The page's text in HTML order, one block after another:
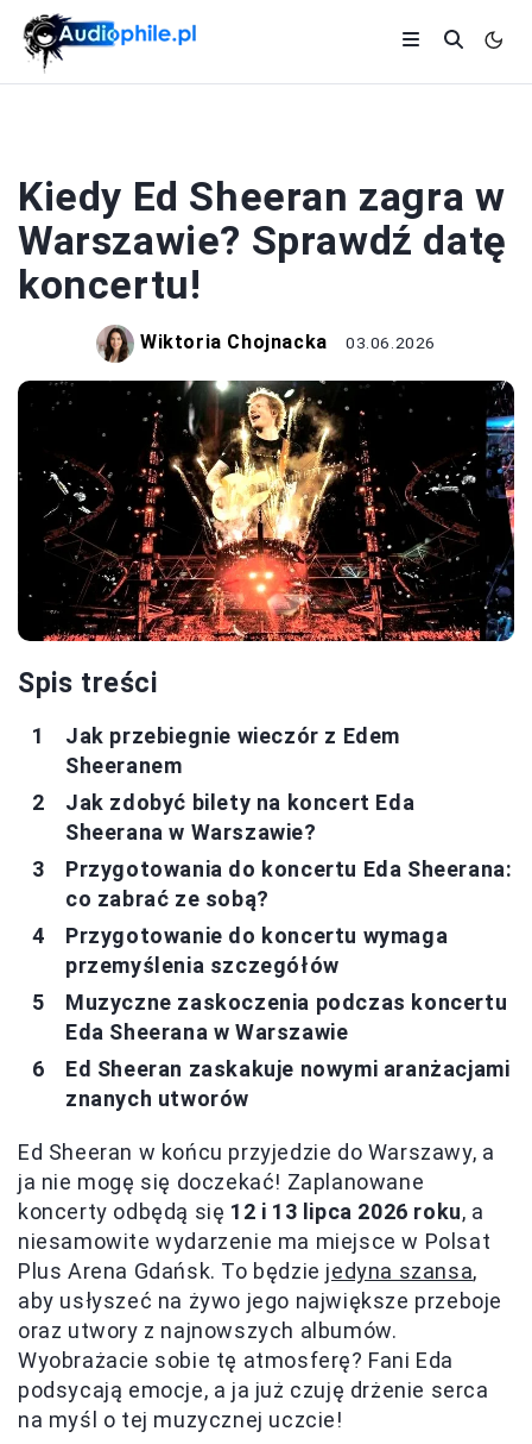
Kiedy Ed Sheeran zagra w
Warszawie? Sprawdź datę
koncertu!
Wiktoria Chojnacka 03.06.2026
Spis treści
Jak przebiegnie wieczór z Edem
Sheeranem
Jak zdobyć bilety na koncert Eda
Sheerana w Warszawie?
Przygotowania do koncertu Eda Sheerana:
co zabrać ze sobą?
Przygotowanie do koncertu wymaga
przemyślenia szczegółów
Muzyczne zaskoczenia podczas koncertu
Eda Sheerana w Warszawie
Ed Sheeran zaskakuje nowymi aranżacjami
znanych utworów
Ed Sheeran w końcu przyjedzie do Warszawy, a
ja nie mogę się doczekać! Zaplanowane
koncerty odbędą się 12 i 13 lipca 2026 roku, a
niesamowite wydarzenie ma miejsce w Polsat
Plus Arena Gdańsk. To będzie jedyna szansa,
aby usłyszeć na żywo jego największe przeboje
oraz utwory z najnowszych albumów.
Wyobrażacie sobie tę atmosferę? Fani Eda
podsycają emocje, a ja już czuję drżenie serca
na myśl o tej muzycznej uczcie!